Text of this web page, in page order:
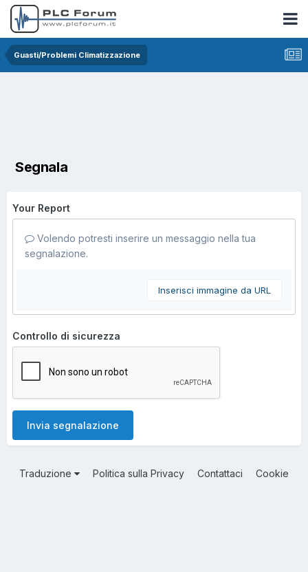
Guasti/Problemi Climatizzazione
Segnala
Your Report
Volendo potresti inserire un messaggio nella tua
segnalazione.
Inserisci immagine da URL
Controllo di sicurezza
Invia segnalazione
Traduzione Politica sulla Privacy Contattaci Cookie